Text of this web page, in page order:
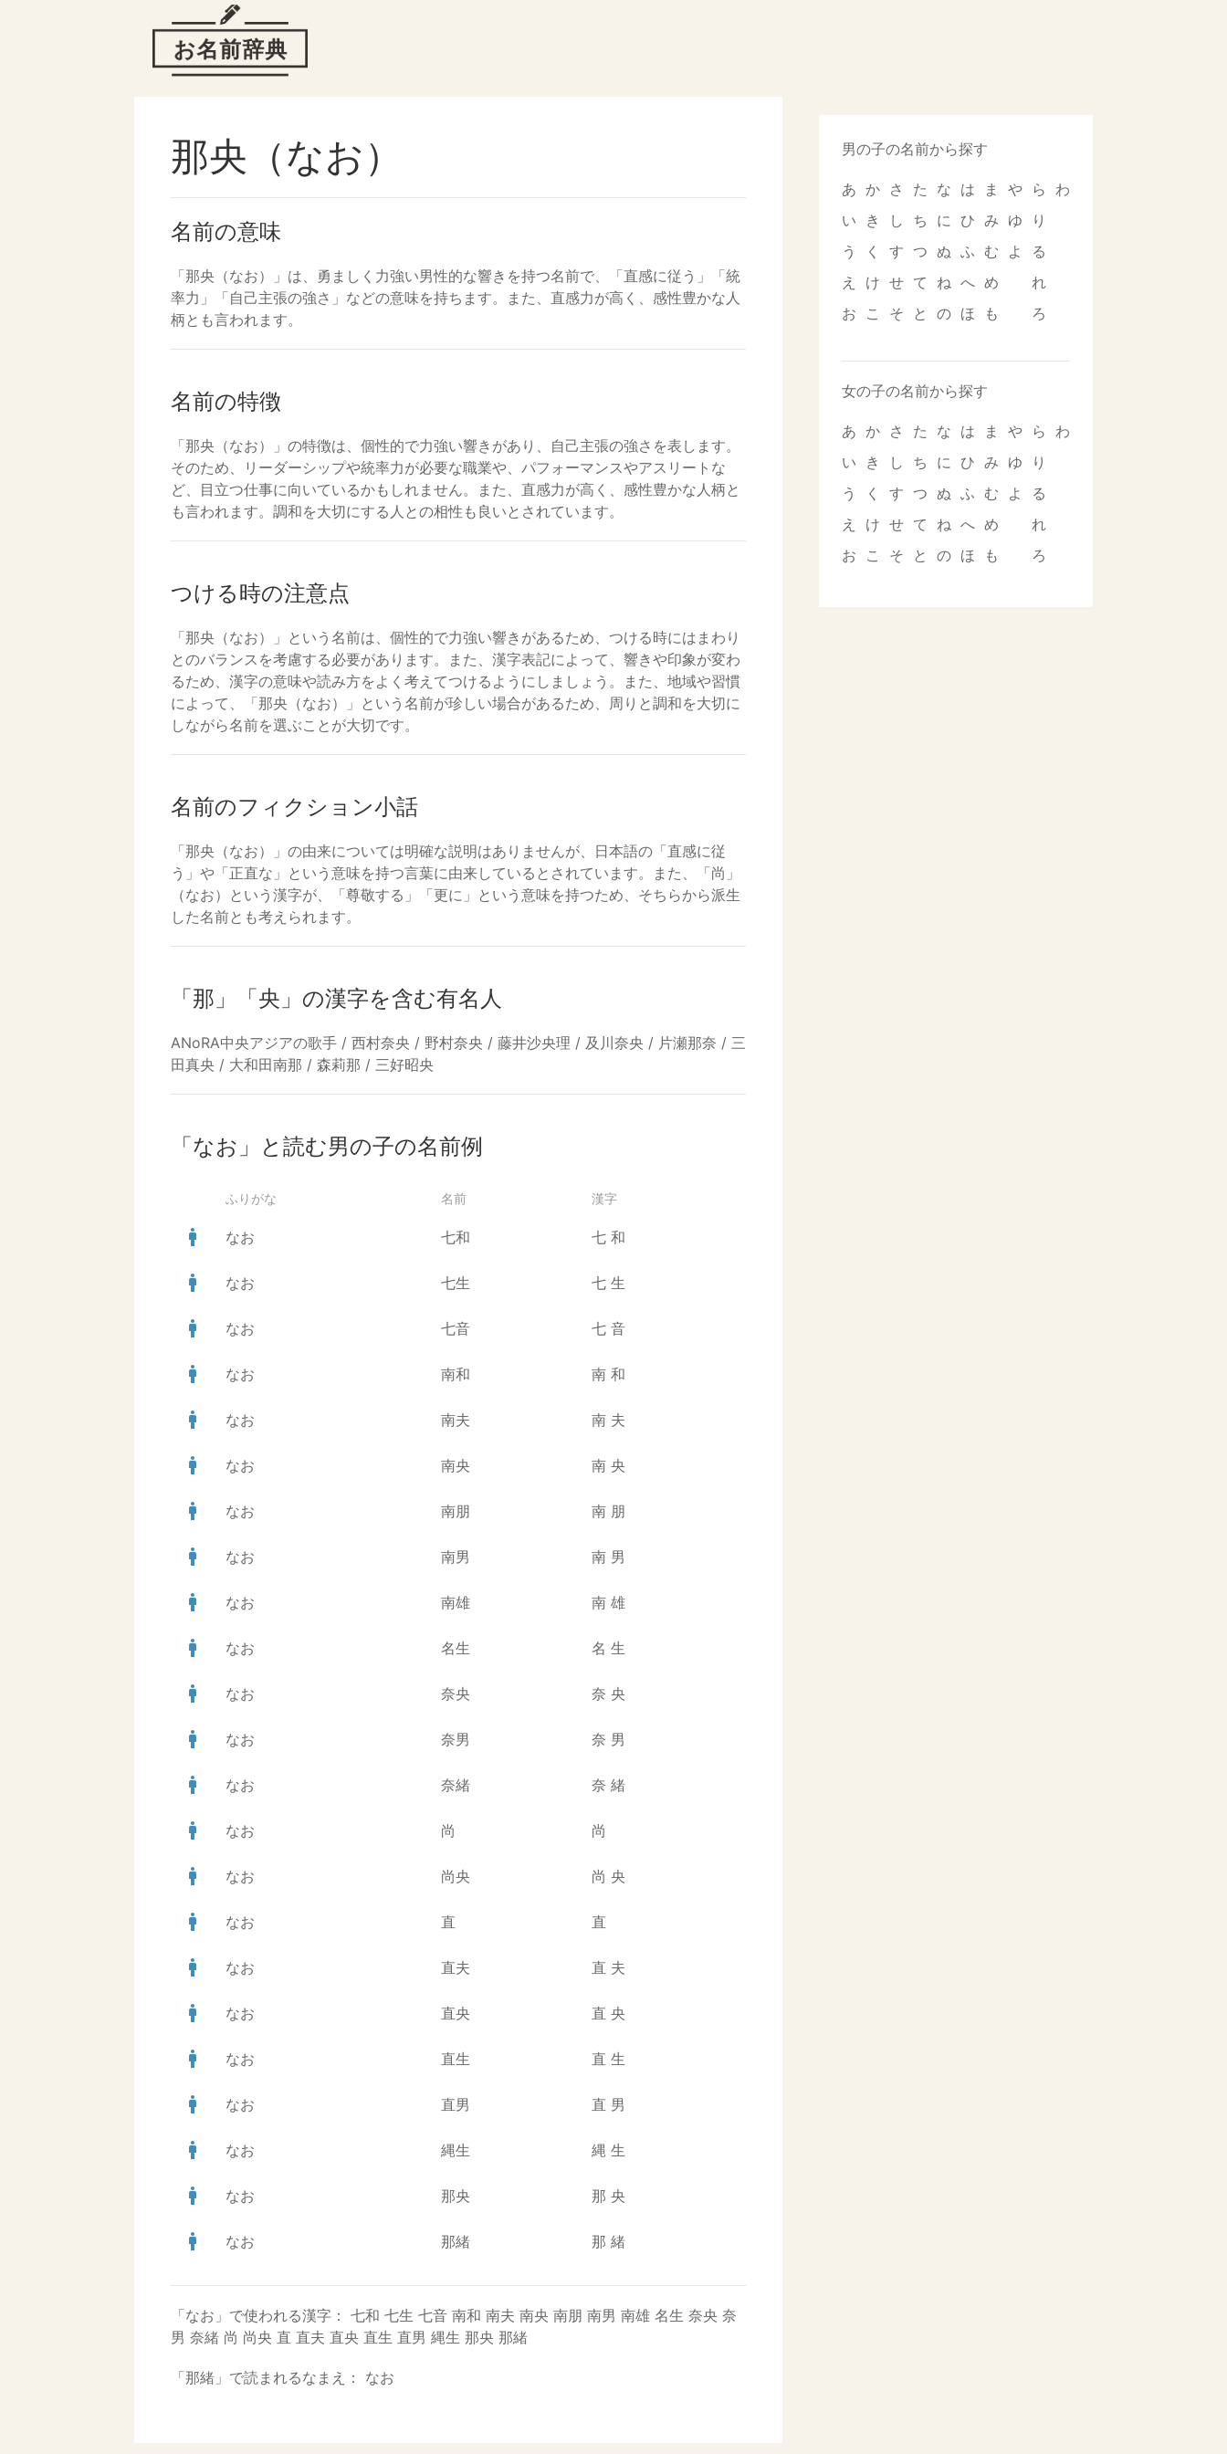
那央（なお）
名前の意味
「那央（なお）」は、勇ましく力強い男性的な響きを持つ名前で、「直感に従う」「統
率力」「自己主張の強さ」などの意味を持ちます。また、直感力が高く、感性豊かな人
柄とも言われます。
名前の特徴
「那央（なお）」の特徴は、個性的で力強い響きがあり、自己主張の強さを表します。
そのため、リーダーシップや統率力が必要な職業や、パフォーマンスやアスリートな
ど、目立つ仕事に向いているかもしれません。また、直感力が高く、感性豊かな人柄と
も言われます。調和を大切にする人との相性も良いとされています。
つける時の注意点
「那央（なお）」という名前は、個性的で力強い響きがあるため、つける時にはまわり
とのバランスを考慮する必要があります。また、漢字表記によって、響きや印象が変わ
るため、漢字の意味や読み方をよく考えてつけるようにしましょう。また、地域や習慣
によって、「那央（なお）」という名前が珍しい場合があるため、周りと調和を大切に
しながら名前を選ぶことが大切です。
名前のフィクション小話
「那央（なお）」の由来については明確な説明はありませんが、日本語の「直感に従
う」や「正直な」という意味を持つ言葉に由来しているとされています。また、「尚」
（なお）という漢字が、「尊敬する」「更に」という意味を持つため、そちらから派生
した名前とも考えられます。
「那」「央」の漢字を含む有名人
ANoRA中央アジアの歌手 / 西村奈央 / 野村奈央 / 藤井沙央理 / 及川奈央 / 片瀬那奈 / 三
田真央 / 大和田南那 / 森莉那 / 三好昭央
「なお」と読む男の子の名前例
ふりがな 名前 漢字
man なお 七和 七 和
man なお 七生 七 生
man なお 七音 七 音
man なお 南和 南 和
man なお 南夫 南 夫
man なお 南央 南 央
man なお 南朋 南 朋
man なお 南男 南 男
man なお 南雄 南 雄
man なお 名生 名 生
man なお 奈央 奈 央
man なお 奈男 奈 男
man なお 奈緒 奈 緒
man なお 尚 尚
man なお 尚央 尚 央
man なお 直 直
man なお 直夫 直 夫
man なお 直央 直 央
man なお 直生 直 生
man なお 直男 直 男
man なお 縄生 縄 生
man なお 那央 那 央
man なお 那緒 那 緒
「なお」で使われる漢字： 七和 七生 七音 南和 南夫 南央 南朋 南男 南雄 名生 奈央 奈
男 奈緒 尚 尚央 直 直夫 直央 直生 直男 縄生 那央 那緒
「那緒」で読まれるなまえ： なお
男の子の名前から探す
あ
い
う
え
お
か
き
く
け
こ
さ
し
す
せ
そ
た
ち
つ
て
と
な
に
ぬ
ね
の
は
ひ
ふ
へ
ほ
ま
み
む
め
も
や
ゆ
よ
ら
り
る
れ
ろ
わ
女の子の名前から探す
あ
い
う
え
お
か
き
く
け
こ
さ
し
す
せ
そ
た
ち
つ
て
と
な
に
ぬ
ね
の
は
ひ
ふ
へ
ほ
ま
み
む
め
も
や
ゆ
よ
ら
り
る
れ
ろ
わ